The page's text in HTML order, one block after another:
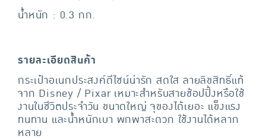
น้ำหนัก : 0.3 กก.
รายละเอียดสินค้า
กระเป๋าอเนกประสงค์ดีไซน์น่ารัก สดใส ลายลิขสิทธิ์แท้
จาก Disney / Pixar เหมาะสำหรับสายช้อปปิ้งหรือใช้
งานในชีวิตประจำวัน ขนาดใหญ่ จุของได้เยอะ แข็งแรง
ทนทาน และน้ำหนักเบา พกพาสะดวก ใช้งานได้หลาก
หลาย